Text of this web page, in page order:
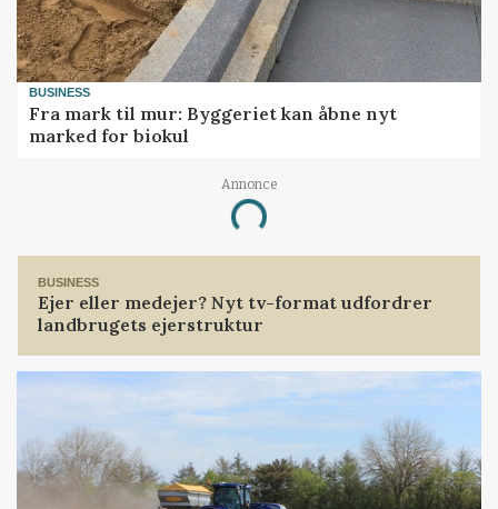
BUSINESS
Fra mark til mur: Byggeriet kan åbne nyt
marked for biokul
Annonce
Loading...
BUSINESS
Ejer eller medejer? Nyt tv-format udfordrer
landbrugets ejerstruktur